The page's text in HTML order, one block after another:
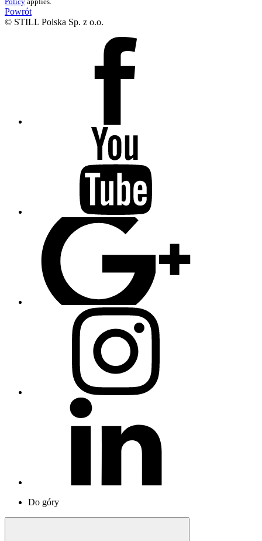
Powrót
© STILL Polska Sp. z o.o.
Do góry